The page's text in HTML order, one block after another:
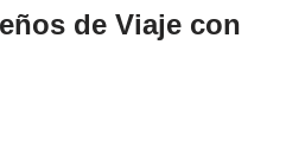
de Viaje con